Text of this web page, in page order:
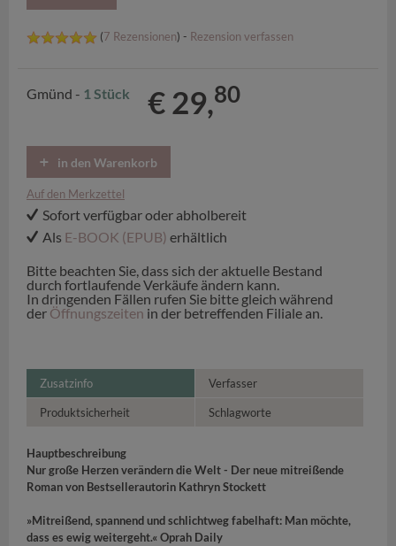
(7 Rezensionen) - Rezension verfassen
Gmünd - 1 Stück € 29,80
in den Warenkorb
Auf den Merkzettel
Sofort verfügbar oder abholbereit
Als E-BOOK (EPUB) erhältlich
Bitte beachten Sie, dass sich der aktuelle Bestand
durch fortlaufende Verkäufe ändern kann.
In dringenden Fällen rufen Sie bitte gleich während
der Öffnungszeiten in der betreffenden Filiale an.
Zusatzinfo Verfasser
Produktsicherheit Schlagworte
Hauptbeschreibung
Nur große Herzen verändern die Welt - Der neue mitreißende
Roman von Bestsellerautorin Kathryn Stockett
»Mitreißend, spannend und schlichtweg fabelhaft: Man möchte,
dass es ewig weitergeht.« Oprah Daily